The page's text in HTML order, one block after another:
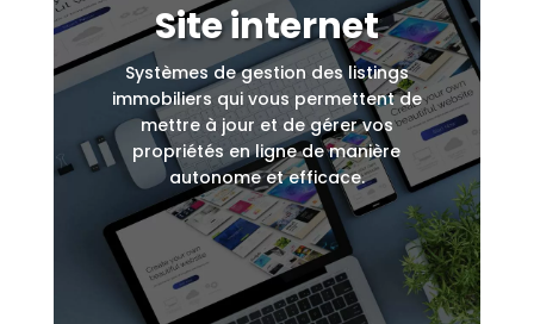
Site internet
Systèmes de gestion des listings
immobiliers qui vous permettent de
mettre à jour et de gérer vos
propriétés en ligne de manière
autonome et efficace.